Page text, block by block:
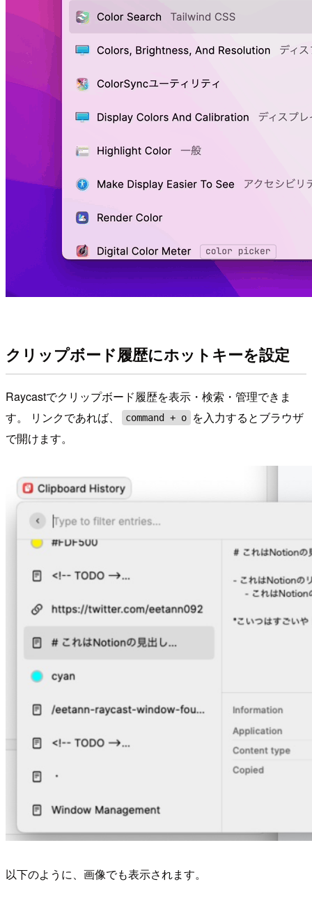
クリップボード履歴にホットキーを設定
Raycastでクリップボード履歴を表示・検索・管理できま
す。 リンクであれば、
command + o
を入力するとブラウザ
で開けます。
以下のように、画像でも表示されます。